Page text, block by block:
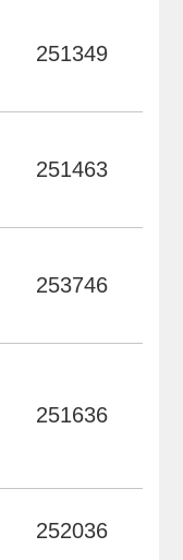
251349
251463
253746
251636
252036